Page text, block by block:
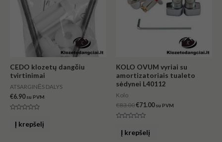
CEDO klozetų dangčiu
tvirtinimai
ATSARGINĖS DALYS
€6.90 su PVM
Į krepšelį
KOLO OVUM vyriai su
amortizatoriais tualeto
sėdynei L40112
Kolo
€83.00€71.00 su PVM
Į krepšelį